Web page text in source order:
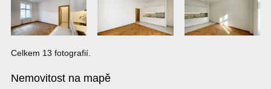
PRONÁJEM NEZAŘÍZENÉ GARSONKY,,
26,7M2, 2. PATRO, ZÁHŘEBSKÁ UL.,
Celkem 13 fotografií.
Nemovitost na mapě